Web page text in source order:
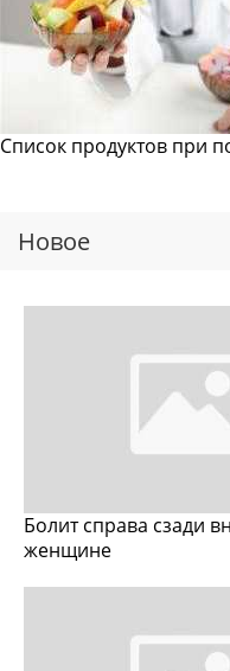
Список продуктов при
Новое
Болит справа сзади
женщине